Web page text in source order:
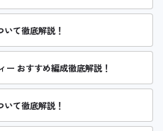
て徹底解説！
ー おすすめ編成徹底解説！
て徹底解説！